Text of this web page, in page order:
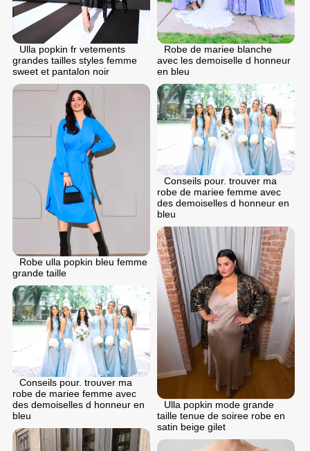
Ulla popkin fr vetements
grandes tailles styles femme
sweet et pantalon noir
Robe de mariee blanche
avec les demoiselle d honneur
en bleu
Robe ulla popkin bleu femme
grande taille
Conseils pour. trouver ma
robe de mariee femme avec
des demoiselles d honneur en
bleu
Ulla popkin mode grande
taille tenue de soiree robe en
satin beige gilet
Conseils pour. trouver ma
robe de mariee femme avec
des demoiselles d honneur en
bleu